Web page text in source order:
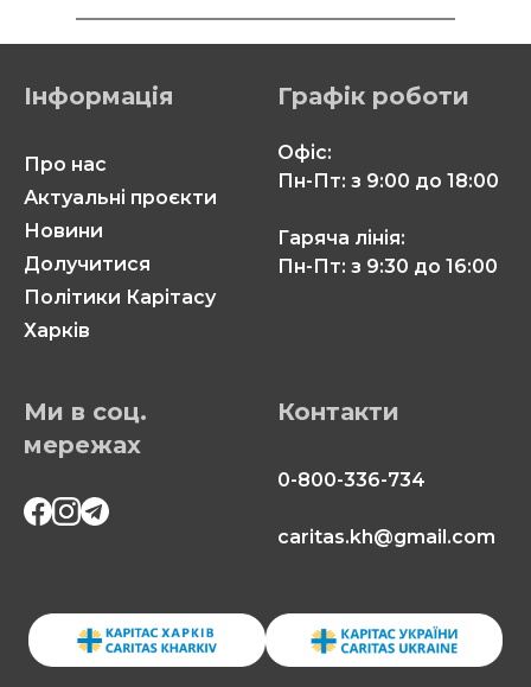
Інформація
Про нас
Актуальні проєкти
Новини
Долучитися
Політики Карітасу
Харків
Контакти
0-800-336-734
caritas.kh@gmail.com
Графік роботи
Офіс:
Пн-Пт: з 9:00 до 18:00
Гаряча лінія:
Пн-Пт: з 9:30 до 16:00
Ми в соц.
мережах